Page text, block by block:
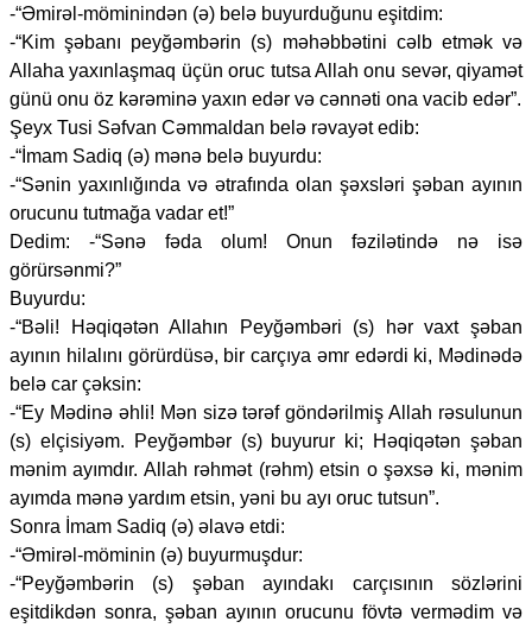
-“Əmirəl-möminindən (ə) belə buyurduğunu eşitdim:
-“Kim şəbanı peyğəmbərin (s) məhəbbətini cəlb etmək və
Allaha yaxınlaşmaq üçün oruc tutsa Allah onu sevər, qiyamət
günü onu öz kərəminə yaxın edər və cənnəti ona vacib edər”.
Şeyx Tusi Səfvan Cəmmaldan belə rəvayət edib:
-“İmam Sadiq (ə) mənə belə buyurdu:
-“Sənin yaxınlığında və ətrafında olan şəxsləri şəban ayının
orucunu tutmağa vadar et!”
Dedim: -“Sənə fəda olum! Onun fəzilətində nə isə
görürsənmi?”
Buyurdu:
-“Bəli! Həqiqətən Allahın Peyğəmbəri (s) hər vaxt şəban
ayının hilalını görürdüsə, bir carçıya əmr edərdi ki, Mədinədə
belə car çəksin:
-“Ey Mədinə əhli! Mən sizə tərəf göndərilmiş Allah rəsulunun
(s) elçisiyəm. Peyğəmbər (s) buyurur ki; Həqiqətən şəban
mənim ayımdır. Allah rəhmət (rəhm) etsin o şəxsə ki, mənim
ayımda mənə yardım etsin, yəni bu ayı oruc tutsun”.
Sonra İmam Sadiq (ə) əlavə etdi:
-“Əmirəl-möminin (ə) buyurmuşdur:
-“Peyğəmbərin (s) şəban ayındakı carçısının sözlərini
eşitdikdən sonra, şəban ayının orucunu fövtə vermədim və